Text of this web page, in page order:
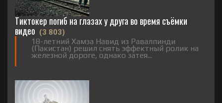
Тиктокер погиб на глазах у друга во время съёмки
видео (3 803)
18-летний Хамза Навид из Равалпинди
(Пакистан) решил снять эффектный ролик на
железной дороге, однако затея...